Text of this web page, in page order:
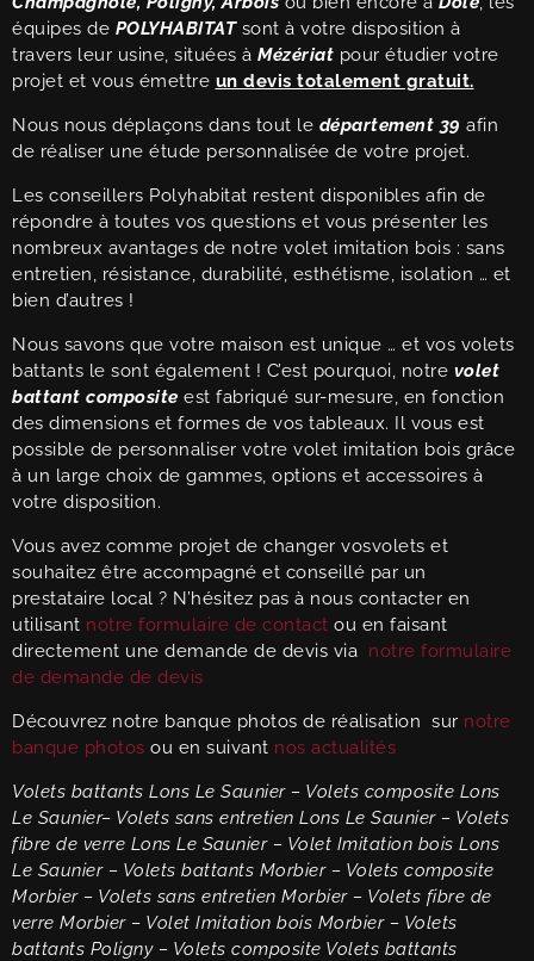
équipes de POLYHABITATsont à votre disposition à
travers leur usine, situées à Mézériat pour étudier votre
projet et vous émettre un devis totalement gratuit.
Nous nous déplaçons dans tout le département 39 afin
de réaliser une étude personnalisée de votre projet.
Les conseillers Polyhabitat restent disponibles afin de
répondre à toutes vos questions et vous présenter les
nombreux avantages de notre volet imitation bois : sans
entretien, résistance, durabilité, esthétisme, isolation … et
bien d’autres !
Nous savons que votre maison est unique … et vos volets
battants le sont également ! C’est pourquoi, notre volet
battant composite est fabriqué sur-mesure, en fonction
des dimensions et formes de vos tableaux. Il vous est
possible de personnaliser votre volet imitation bois grâce
à un large choix de gammes, options et accessoires à
votre disposition.
Vous avez comme projet de changer vosvolets et
souhaitez être accompagné et conseillé par un
prestataire local ? N’hésitez pas à nous contacter en
utilisant notre formulaire de contact ou en faisant
directement une demande de devis via notre formulaire
de demande de devis
Découvrez notre banque photos de réalisation sur notre
banque photos ou en suivant nos actualités
Volets battants Lons Le Saunier – Volets composite Lons
Le Saunier– Volets sans entretien Lons Le Saunier– Volets
fibre de verre Lons Le Saunier– Volet Imitation bois Lons
Le Saunier– Volets battants Morbier – Volets composite
Morbier– Volets sans entretien Morbier – Volets fibre de
verre Morbier– Volet Imitation bois Morbier– Volets
battants Poligny – Volets composite Volets battants